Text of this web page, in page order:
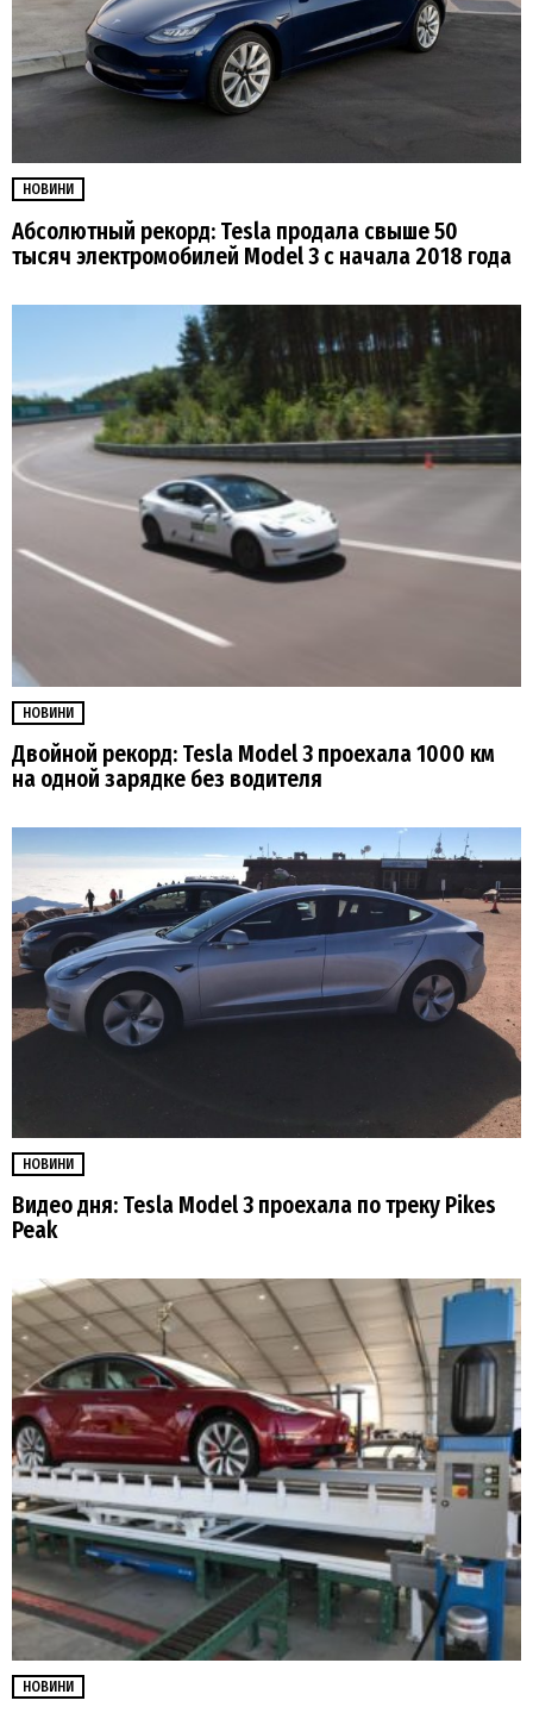
НОВИНИ
Абсолютный рекорд: Tesla продала свыше 50
тысяч электромобилей Model 3 с начала 2018 года
НОВИНИ
Двойной рекорд: Tesla Model 3 проехала 1000 км
на одной зарядке без водителя
НОВИНИ
Видео дня: Tesla Model 3 проехала по треку Pikes
Peak
НОВИНИ